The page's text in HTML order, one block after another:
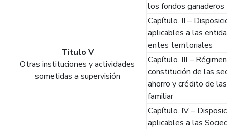
Título V
Otras instituciones y actividades
sometidas a supervisión
los fondos ganaderos
Capítulo. II –
aplicables a las
entes territoriales
Capítulo. III –
constitución de las
ahorro y crédito de
familiar
Capítulo. IV –
aplicables a las